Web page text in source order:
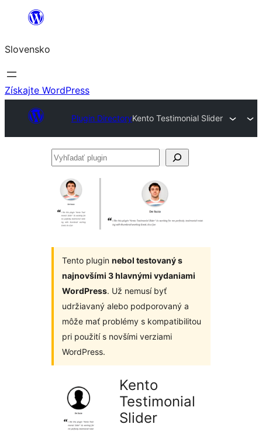
Prejsť
obsah
Slovensko
Získajte WordPress
Plugin DirectoryKento Testimonial Slider
Vyhľadať
Tento plugin nebol testovaný s
najnovšími 3 hlavnými vydaniami
WordPress. Už nemusí byť
udržiavaný alebo podporovaný a
môže mať problémy s kompatibilitou
pri použití s novšími verziami
WordPress.
Kento
Testimonial
Slider